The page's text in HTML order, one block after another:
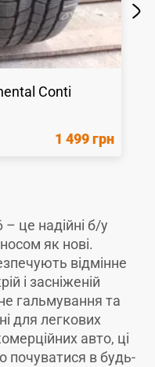
Conti
1 499 грн
це надійні б/у
як новi.
відмінне
і засніженій
гальмування та
для легкових
авто, ці
почуватися в будь-